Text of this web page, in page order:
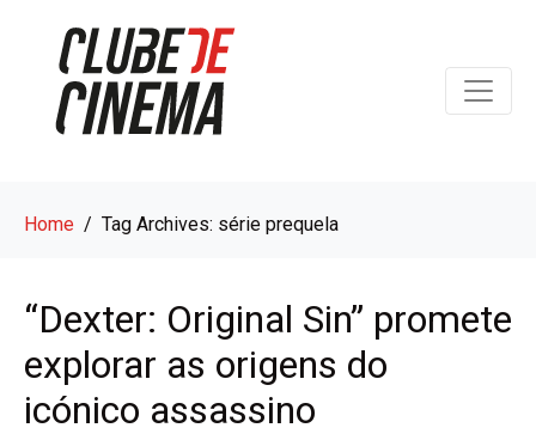
Home Tag Archives: série prequela
“Dexter: Original Sin” promete
explorar as origens do
icónico assassino